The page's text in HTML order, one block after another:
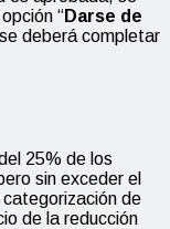
“Darse de
deberá completar
25% de los
sin exceder el
de
de la reducción